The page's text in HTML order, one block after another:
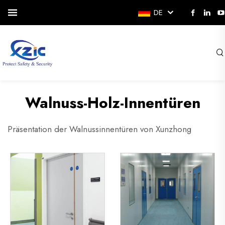
DE
Walnuss-Holz-Innentüren
Präsentation der Walnussinnentüren von Xunzhong